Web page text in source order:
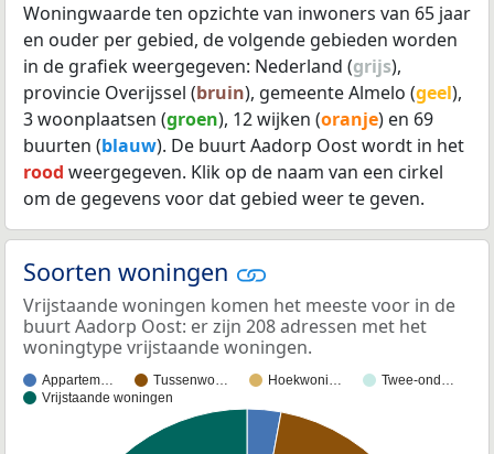
Woningwaarde ten opzichte van inwoners van 65 jaar
en ouder per gebied, de volgende gebieden worden
in de grafiek weergegeven: Nederland (grijs),
provincie Overijssel (bruin), gemeente Almelo (geel),
3 woonplaatsen (groen), 12 wijken (oranje) en 69
buurten (blauw). De buurt Aadorp Oost wordt in het
rood weergegeven. Klik op de naam van een cirkel
om de gegevens voor dat gebied weer te geven.
Soorten woningen
Vrijstaande woningen komen het meeste voor in de
buurt Aadorp Oost: er zijn 208 adressen met het
woningtype vrijstaande woningen.
Appartem… Tussenwo… Hoekwoni…
Twee-ond…
Vrijstaande woningen